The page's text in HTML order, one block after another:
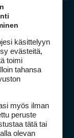
käsittelyyn
evästeitä,
toimi
tahansa
myös ilman
peruste
tätä tai
olevan